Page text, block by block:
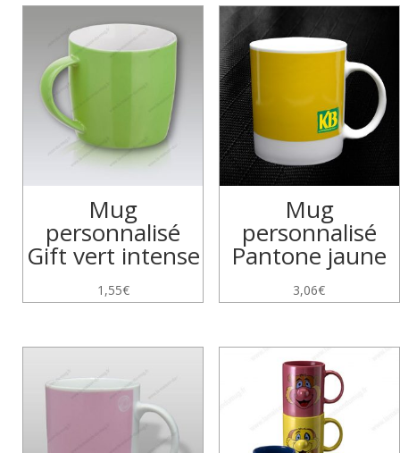
Mug
personnalisé
Gift vert intense
1,55€
Mug
personnalisé
Pantone jaune
3,06€